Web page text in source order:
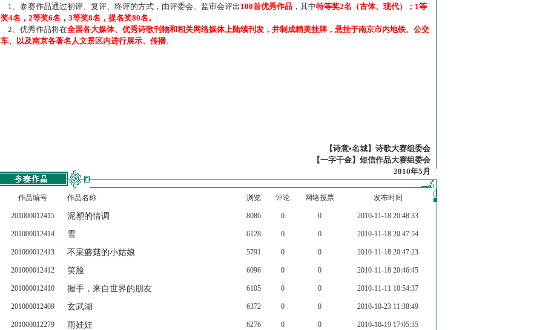
1、参赛作品通过初评、复评、终评的方式，由评委会、监审会评出 100首优秀作品 ，其中特等奖2名（古体、现代）；1等
奖4名，2等奖6名，3等奖8名，提名奖80名。
2、优秀作品将在全国各大媒体、优秀诗歌刊物和相关网络媒体上陆续刊发，并制成精美挂牌，悬挂于南京市内地铁、公交
车、以及南京各著名人文景区内进行展示、传播。
【诗意•名城】诗歌大赛组委会
【一字千金】短信作品大赛组委会
2010年5月
作品编号 作品名称 浏览 评论 网络投票 发布时间
201000012415 泥塑的情调 8086 0 0 2010-11-18 20:48:33
201000012414 雪 6128 0 0 2010-11-18 20:47:54
201000012413 不采蘑菇的小姑娘 5791 0 0 2010-11-18 20:47:23
201000012412 笑脸 6096 0 0 2010-11-18 20:46:45
201000012410 握手，来自世界的朋友 6105 0 0 2010-11-11 10:54:37
201000012409 玄武湖 6372 0 0 2010-10-23 11:38:49
201000012279 雨娃娃 6276 0 0 2010-10-19 17:05:35